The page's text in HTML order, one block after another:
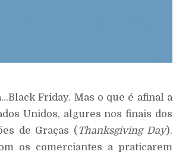
Friday. Mas o que é afinal a
Unidos, algures nos finais dos
de Graças ( Thanksgiving Day).
os comerciantes a praticarem